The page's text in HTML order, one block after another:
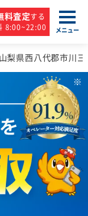
料査定する
8:00~22:00
メニュー
山梨県西八代郡市川